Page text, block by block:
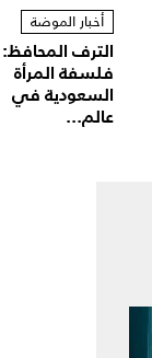
أخبار الموضة
الترف المحافظ:
فلسفة المرأة
السعودية في
عالم...